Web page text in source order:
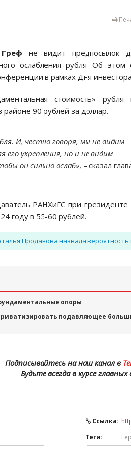
не видит предпосылок
ослабления рубля. Об этом
в рамках Дня
стоимость» рубля
90 рублей за доллар.
И, честно говоря, мы не видим
его укрепления, но и не видим
он сильно ослаб», – сказал
РАНХиГС при
году в 55-60 рублей.
Проданова назвала вероятность
опоры
подавляющее
Подписывайтесь на наш канал в
Будьте всегда в курсе
Ссылка:
Теги: